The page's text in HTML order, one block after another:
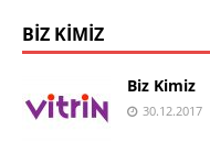
BIZ KIMIZ
Biz Kimiz
30.12.2017